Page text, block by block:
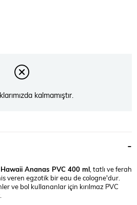
kalmamıştır.
Ananas PVC 400 ml , tatlı ve ferah
veren egzotik bir eau de cologne'dur.
ve bol kullananlar için kırılmaz PVC